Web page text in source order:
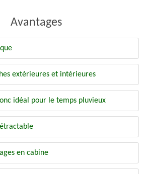
Avantages
extérieures et intérieures
idéal pour le temps pluvieux
en cabine